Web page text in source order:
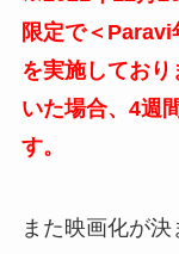
限定で＜Paravi
を実施してお
いた場合、4週
す。
また映画化が決